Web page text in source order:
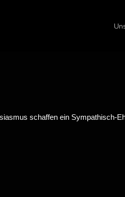
schaffen ein Sympathisch-